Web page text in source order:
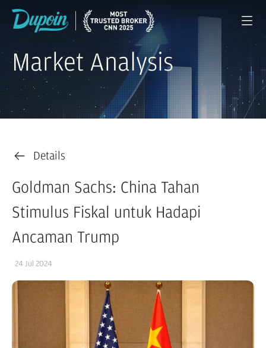
Market Analysis
Details
Goldman Sachs: China Tahan
Stimulus Fiskal untuk Hadapi
Ancaman Trump
24 Jul 2024